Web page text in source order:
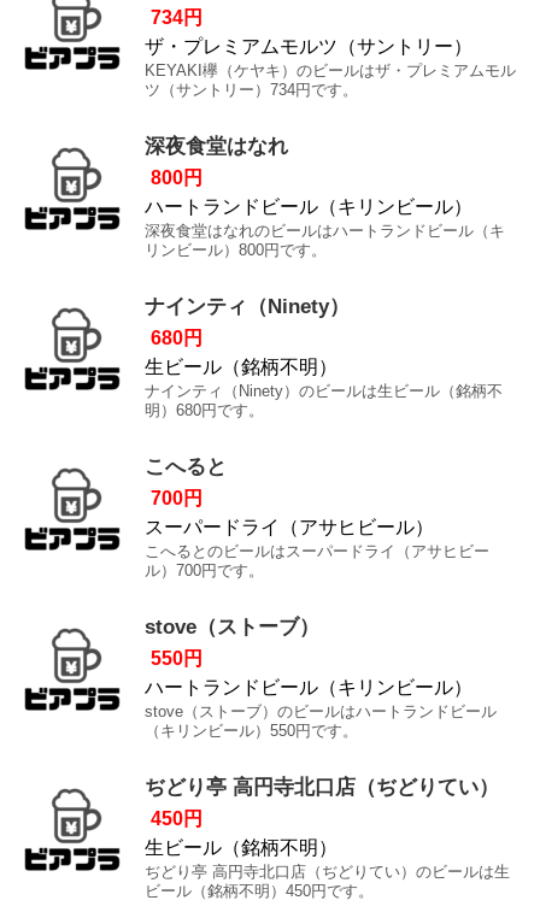
734円
ザ・プレミアムモルツ（サントリー）
KEYAKI欅（ケヤキ）のビールはザ・プレミアムモル
ツ（サントリー）734円です。
深夜食堂はなれ
800円
ハートランドビール（キリンビール）
深夜食堂はなれのビールはハートランドビール（キ
リンビール）800円です。
ナインティ（Ninety）
680円
生ビール（銘柄不明）
ナインティ（Ninety）のビールは生ビール（銘柄不
明）680円です。
こへると
700円
スーパードライ（アサヒビール）
こへるとのビールはスーパードライ（アサヒビー
ル）700円です。
stove（ストーブ）
550円
ハートランドビール（キリンビール）
stove（ストーブ）のビールはハートランドビール
（キリンビール）550円です。
ぢどり亭 高円寺北口店（ぢどりてい）
450円
生ビール（銘柄不明）
ぢどり亭 高円寺北口店（ぢどりてい）のビールは生
ビール（銘柄不明）450円です。